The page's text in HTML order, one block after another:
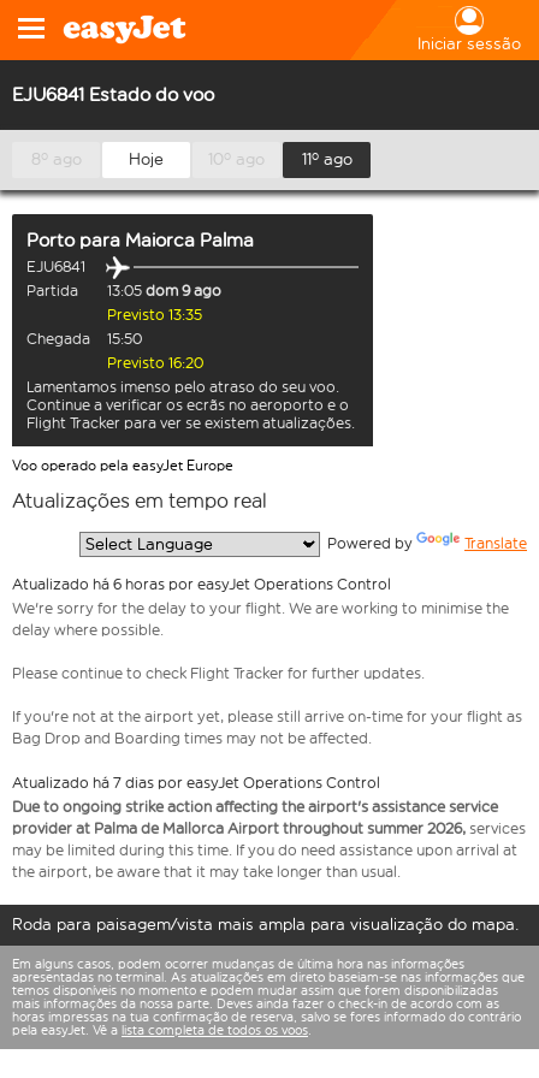
Iniciar sessão
EJU6841 Estado do voo
8º ago Hoje 10º ago 11º ago
Porto para Maiorca Palma
EJU6841
Partida
13:05 dom 9 ago
Previsto 13:35
Chegada
15:50
Previsto 16:20
Lamentamos imenso pelo atraso do seu voo.
Continue a verificar os ecrãs no aeroporto e o
Flight Tracker para ver se existem atualizações.
Voo operado pela easyJet Europe
Atualizações em tempo real
Powered by Translate
Atualizado há 6 horas por easyJet Operations Control
We're sorry for the delay to your flight. We are working to minimise the
delay where possible.
Please continue to check Flight Tracker for further updates.
If you're not at the airport yet, please still arrive on-time for your flight as
Bag Drop and Boarding times may not be affected.
Atualizado há 7 dias por easyJet Operations Control
Due to ongoing strike action affecting the airport's assistance service
provider at Palma de Mallorca Airport throughout summer 2026, services
may be limited during this time. If you do need assistance upon arrival at
the airport, be aware that it may take longer than usual.
Roda para paisagem/vista mais ampla para visualização do mapa.
Em alguns casos, podem ocorrer mudanças de última hora nas informações
apresentadas no terminal. As atualizações em direto baseiam-se nas informações que
temos disponíveis no momento e podem mudar assim que forem disponibilizadas
mais informações da nossa parte. Deves ainda fazer o check-in de acordo com as
horas impressas na tua confirmação de reserva, salvo se fores informado do contrário
pela easyJet. Vê a lista completa de todos os voos.